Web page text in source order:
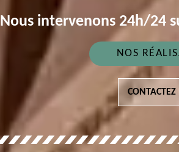
Nous intervenons 24h/24
NOS
CONTACTEZ